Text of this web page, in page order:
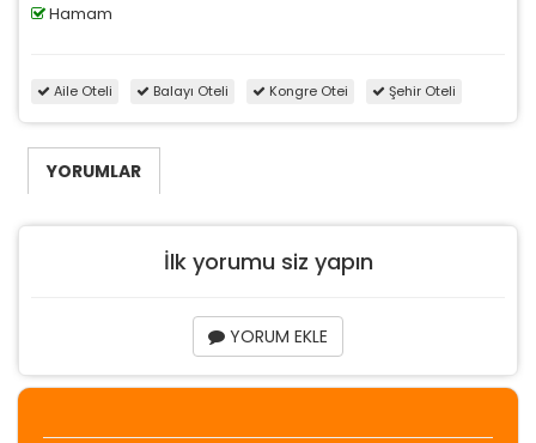
Hamam
Aile Oteli Balayı Oteli Kongre Otei Şehir Oteli
YORUMLAR
İlk yorumu siz yapın
YORUM EKLE